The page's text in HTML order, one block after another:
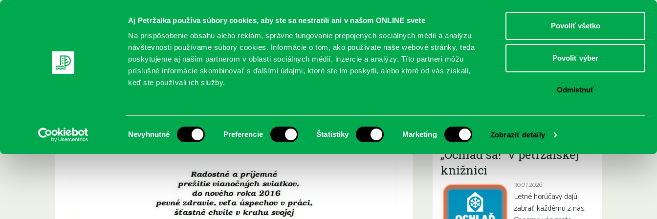
Aj Petržalka používa súbory cookies, aby ste sa nestratili ani v našom ONLINE svete
Na prispôsobenie obsahu alebo reklám, správne fungovanie prepojených sociálnych médií a analýzu
návštevnosti používame súbory cookies. Informácie o tom, ako používate naše webové stránky, teda
poskytujeme aj našim partnerom v oblasti sociálnych médií, inzercie a analýzy. Títo partneri môžu
príslušné informácie skombinovať s ďalšími údajmi, ktoré ste im poskytli, alebo ktoré od vás získali,
keď ste používali ich služby.
súhlasu
Nevyhnutné Preferencie Štatistiky Marketing Zobraziť detaily
Povoliť všetko
Povoliť výber
Odmietnuť
DOSPELÍ
REGISTRUJTE SA ONLINE KATALÓGY SLUŽBY PODUJATIA POBOČKY O KNIŽNICI
Vianočný pozdrav Najnovšie
„Ochlaď sa!“ v petržalskej
knižnici
30.07.2026
Letné horúčavy dajú
zabrať každému z nás.